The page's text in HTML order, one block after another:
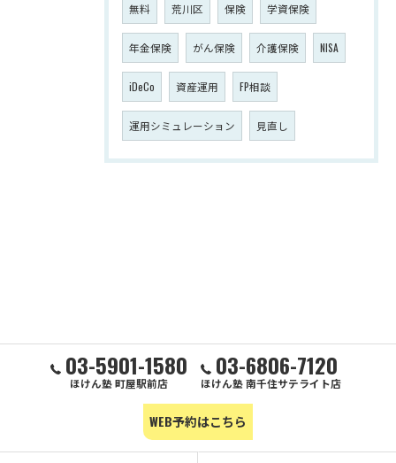
無料 荒川区 保険 学資保険
年金保険 がん保険 介護保険 NISA
iDeCo 資産運用 FP相談
運用シミュレーション 見直し
03-5901-1580
ほけん塾 町屋駅前店
03-6806-7120
ほけん塾 南千住サテライト店
WEB予約はこちら